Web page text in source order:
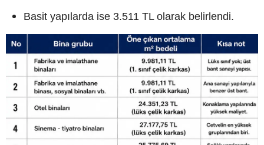
Basit yapılarda ise 3.511 TL olarak belirlendi.